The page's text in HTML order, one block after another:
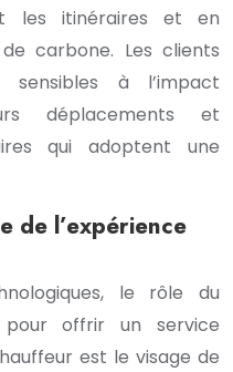
les itinéraires et en
carbone. Les clients
à l’impact
déplacements et
qui adoptent une
de l’expérience
le rôle du
offrir un service
est le visage de